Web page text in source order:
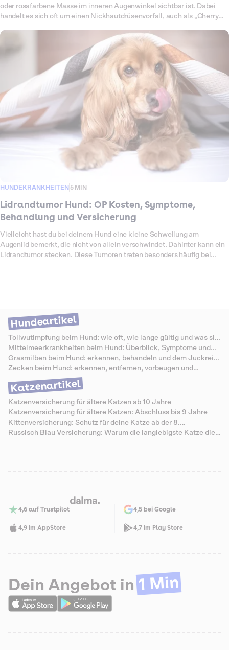
oder rosafarbene Masse im inneren Augenwinkel sichtbar ist. Dabei
handelt es sich oft um einen Nickhautdrüsenvorfall, auch als „Cherry
schützt und befeuchtet. Fällt die Nickhautdrüse vor, ist sie entzündet
oder geschwollen, ist eine tierärztliche Behandlung notwendig. Eine
Operation ist meist die einzige dauerhafte Lösung, da die Drüse nicht
einfach wieder reingedrückt werden kann, ohne dass sie erneut
hervortritt. Welche Ursachen es gibt, wie eine Operation abläuft, mit
welchen Kosten du rechnen musst und welche Leistungen Dalma im
Ernstfall übernimmt, erfährst du hier.
HUNDEKRANKHEITEN 5 MIN
Lidrandtumor Hund: OP Kosten, Symptome,
Behandlung und Versicherung
Vielleicht hast du bei deinem Hund eine kleine Schwellung am
Augenlid bemerkt, die nicht von allein verschwindet. Dahinter kann ein
Lidrandtumor stecken. Diese Tumoren treten besonders häufig bei
keine Schäden am Auge entstehen, sollte der Eingriff immer von einer
spezialisierten Tierärztin oder einem spezialisierten Tierarzt
durchgeführt werden. Welche Kosten für die Entfernung anfallen, wie
der Ablauf aussieht und welche Leistungen Dalma übernimmt, erfährst
du hier.
Hundeartikel
Tollwutimpfung beim Hund: wie oft, wie lange gültig und was sie
kostet
Mittelmeerkrankheiten beim Hund: Überblick, Symptome und
Schutz
Grasmilben beim Hund: erkennen, behandeln und dem Juckreiz
vorbeugen
Zecken beim Hund: erkennen, entfernen, vorbeugen und
Krankheiten vermeiden
Katzenartikel
Katzenversicherung für ältere Katzen ab 10 Jahre
Katzenversicherung für ältere Katzen: Abschluss bis 9 Jahre
Kittenversicherung: Schutz für deine Katze ab der 8.
Lebenswoche
Russisch Blau Versicherung: Warum die langlebigste Katze die
4,6 auf Trustpilot 4,5 bei Google
4,9 im AppStore 4,7 im Play Store
Dein Angebot in 1 Min